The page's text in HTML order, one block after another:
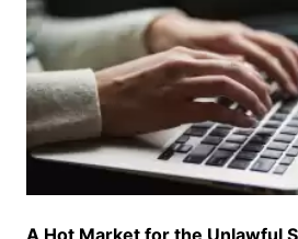
A Hot Market for the Unlawful